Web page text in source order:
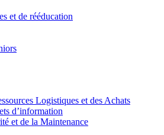
et de rééducation
Logistiques et des Achats
d’information
et de la Maintenance